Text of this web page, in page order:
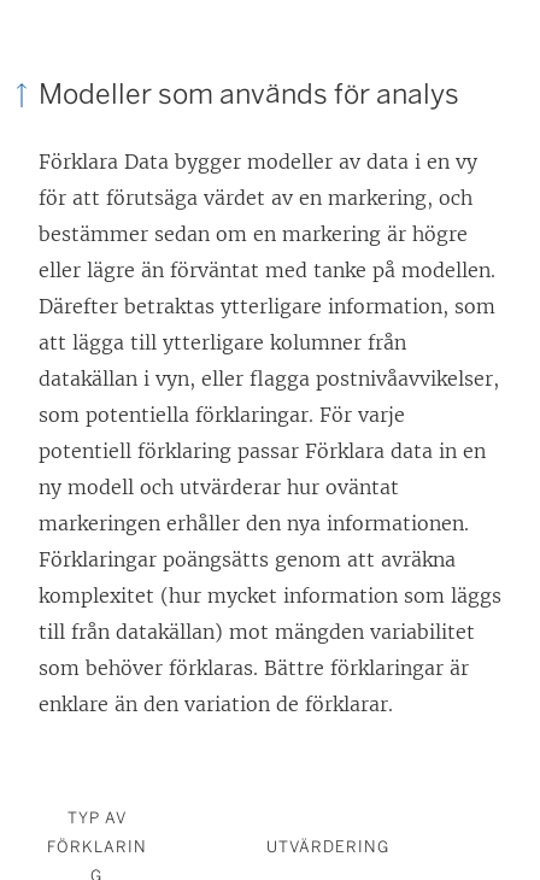
Modeller som används för analys
Förklara Data bygger modeller av data i en vy
för att förutsäga värdet av en markering, och
bestämmer sedan om en markering är högre
eller lägre än förväntat med tanke på modellen.
Därefter betraktas ytterligare information, som
att lägga till ytterligare kolumner från
datakällan i vyn, eller flagga postnivåavvikelser,
som potentiella förklaringar. För varje
potentiell förklaring passar Förklara data in en
ny modell och utvärderar hur oväntat
markeringen erhåller den nya informationen.
Förklaringar poängsätts genom att avräkna
komplexitet (hur mycket information som läggs
till från datakällan) mot mängden variabilitet
som behöver förklaras. Bättre förklaringar är
enklare än den variation de förklarar.
TYP AV
FÖRKLARIN
G
UTVÄRDERING